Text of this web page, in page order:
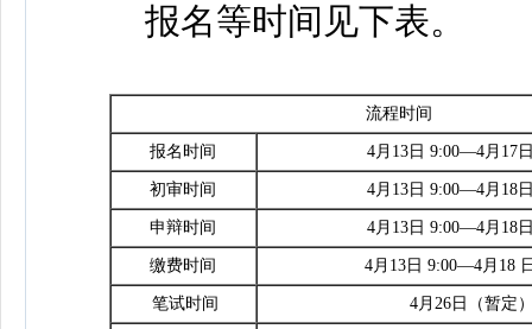
报名等时间见下表。
流程时间
报名时间 4月13日 9:00—4月17
初审时间 4月13日 9:00—4月18
申辩时间 4月13日 9:00—4月18
缴费时间 4月13日 9:00—4月18
笔试时间 4月26日（暂定